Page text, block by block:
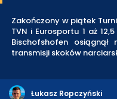
Zakończony w piątek
TVN i Eurosportu 1 aż
Bischofshofen
transmisji skoków
Łukasz Ropczyński